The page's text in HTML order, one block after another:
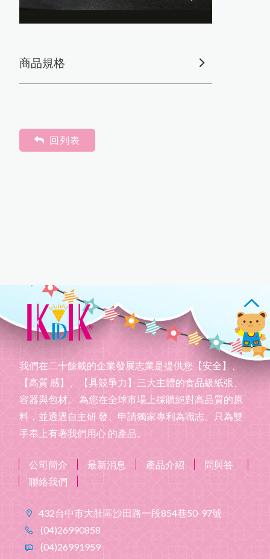
商品規格
回列表
我們在二十餘載的企業發展志業是提供您【安全】、
【高質 感】、【具競爭力】三大主體的食品級紙張、
容器與包材。 為您在全球市場上採購絕對高品質的原
料，並透過自主研 發、申請獨家專利為職志。只為雙
手奉上有著我們用心 的產品。
公司簡介 最新消息 產品介紹
問與答
聯絡我們
432台中市大肚區沙田路一段854巷50-97號
(04)26990858
(04)26991959